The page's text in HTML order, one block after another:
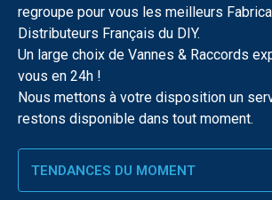
regroupe pour vous les meilleurs
Distributeurs Français du DIY.
Un large choix de Vannes & Raccords
vous en 24h !
Nous mettons à votre disposition un
restons disponible dans tout moment.
TENDANCES DU MOMENT